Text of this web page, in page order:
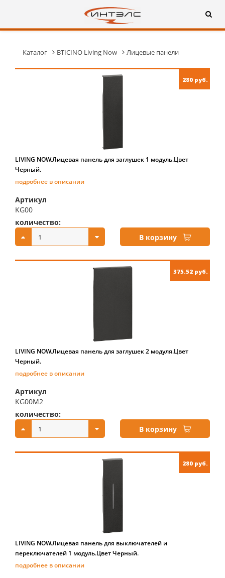
Каталог BTICINO Living Now Лицевые панели
280 руб.
LIVING NOW.Лицевая панель для заглушек 1 модуль.Цвет
Черный.
подробнее в описании
Артикул
KG00
количество:
В корзину
375.52 руб.
LIVING NOW.Лицевая панель для заглушек 2 модуля.Цвет
Черный.
подробнее в описании
Артикул
KG00M2
количество:
В корзину
280 руб.
LIVING NOW.Лицевая панель для выключателей и
переключателей 1 модуль.Цвет Черный.
подробнее в описании